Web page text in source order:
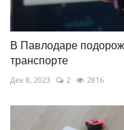
В Павлодаре
транспорте
Дек 8, 2023 2 2816